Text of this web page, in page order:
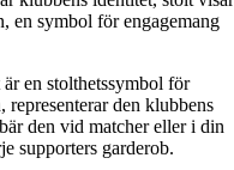
en symbol för engagemang
en stolthetssymbol för
representerar den klubbens
den vid matcher eller i din
supporters garderob.